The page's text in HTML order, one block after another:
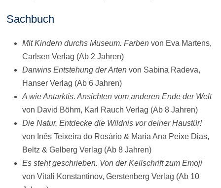
Sachbuch
Mit Kindern durchs Museum. Farbenvon Eva Martens,
Carlsen Verlag (Ab 2 Jahren)
Darwins Entstehung der Artenvon Sabina Radeva,
Hanser Verlag (Ab 6 Jahren)
A wie Antarktis. Ansichten vom anderen Ende der Welt
von David Böhm, Karl Rauch Verlag (Ab 8 Jahren)
Die Natur. Entdecke die Wildnis vor deiner Haustür!
von Inês Teixeira do Rosário & Maria Ana Peixe Dias,
Beltz & Gelberg Verlag (Ab 8 Jahren)
Es steht geschrieben. Von der Keilschrift zum Emoji
von Vitali Konstantinov, Gerstenberg Verlag (Ab 10